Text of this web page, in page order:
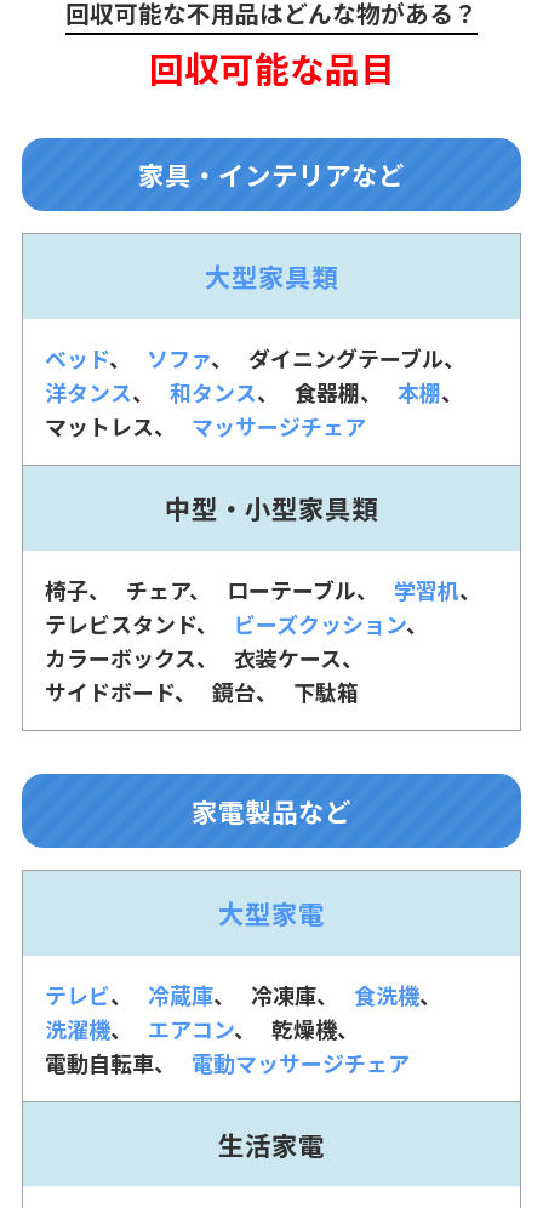
回収可能な不用品はどんな物がある？
回収可能な品目
家具・インテリアなど
大型家具類
ベッド ソファ
ダイニングテーブル
洋タンス
和タンス 食器棚
本棚
マットレス
マッサージチェア
中型・小型家具類
椅子 チェア ローテーブル
学習机
テレビスタンド
ビーズクッション
カラーボックス
衣装ケース
サイドボード
鏡台 下駄箱
家電製品など
大型家電
テレビ 冷蔵庫 冷凍庫
食洗機
洗濯機
エアコン
乾燥機
電動自転車
電動マッサージチェア
生活家電